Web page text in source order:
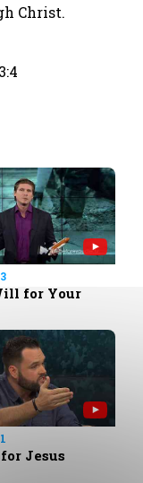
Christ.
for Your
Jesus